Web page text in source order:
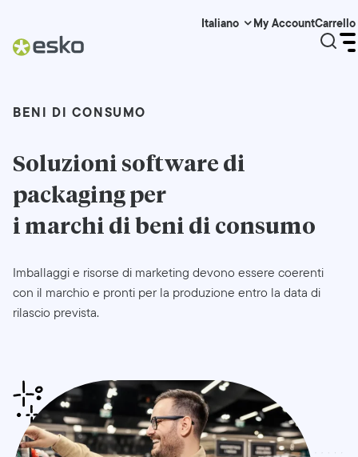
Italiano My AccountCarrello
BENI DI CONSUMO
Soluzioni software di
packaging per
i marchi di beni di consumo
Imballaggi e risorse di marketing devono essere coerenti
con il marchio e pronti per la produzione entro la data di
rilascio prevista.